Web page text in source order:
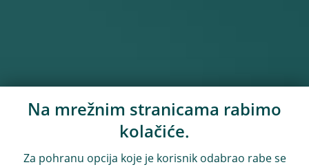
Na mrežnim stranicama rabimo
kolačiće.
Za pohranu opcija koje je korisnik odabrao rabe se